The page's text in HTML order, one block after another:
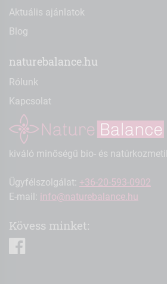
Aktuális ajánlatok
Blog
naturebalance.hu
Rólunk
Kapcsolat
kiváló minőségű bio- és
Ügyfélszolgálat: +36-20-593-0902
E-mail: info@naturebalance.hu
Kövess minket: